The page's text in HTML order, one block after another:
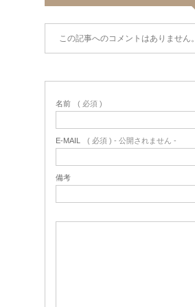
この記事へのコメントはありません。
名前 ( 必須 )
E-MAIL ( 必須 ) - 公開されません -
備考